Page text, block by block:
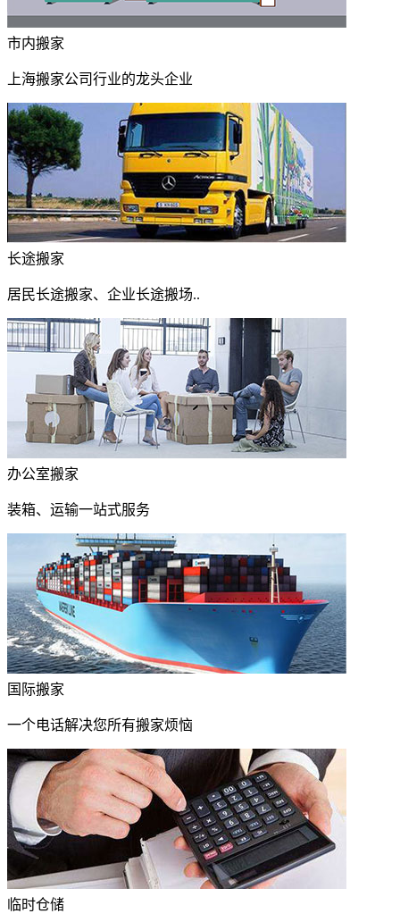
市内搬家
上海搬家公司行业的龙头企业
长途搬家
居民长途搬家、企业长途搬场..
办公室搬家
装箱、运输一站式服务
国际搬家
一个电话解决您所有搬家烦恼
临时仓储